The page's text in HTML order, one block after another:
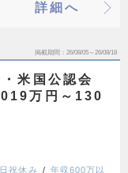
詳細へ
掲載期間 26/08/05～26/08/18
米国公認会
万円～130
祝休み
年収600万以